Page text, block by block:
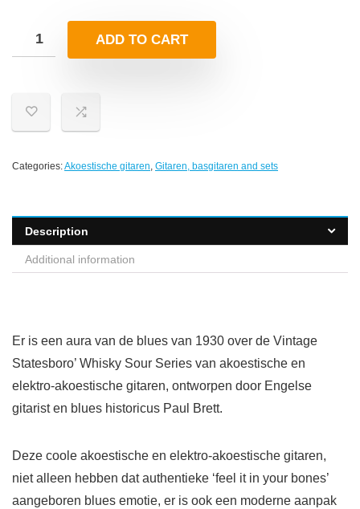
ADD TO CART
Categories:Akoestische gitaren, Gitaren, basgitaren and sets
Description
Additional information
Er is een aura van de blues van 1930 over de Vintage
Statesboro’ Whisky Sour Series van akoestische en
elektro-akoestische gitaren, ontworpen door Engelse
gitarist en blues historicus Paul Brett.
Deze coole akoestische en elektro-akoestische gitaren,
niet alleen hebben dat authentieke ‘feel it in your bones’
aangeboren blues emotie, er is ook een moderne aanpak